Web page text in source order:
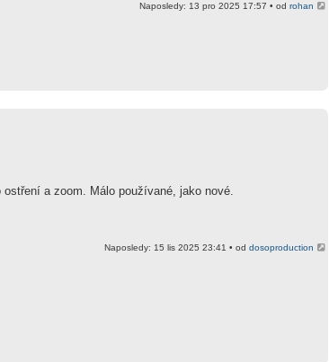
Naposledy: 13 pro 2025 17:57 • odrohan
a zoom. Málo používané, jako nové.
Naposledy: 15 lis 2025 23:41 • oddosoproduction